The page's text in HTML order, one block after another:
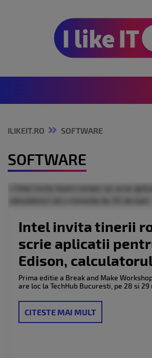
ILIKEIT.RO SOFTWARE
SOFTWARE
Intel invita tinerii
scrie aplicatii
Edison,
Prima editie a Break and Make
are loc la TechHub Bucuresti, pe 28 si 29
CITESTE MAI MULT